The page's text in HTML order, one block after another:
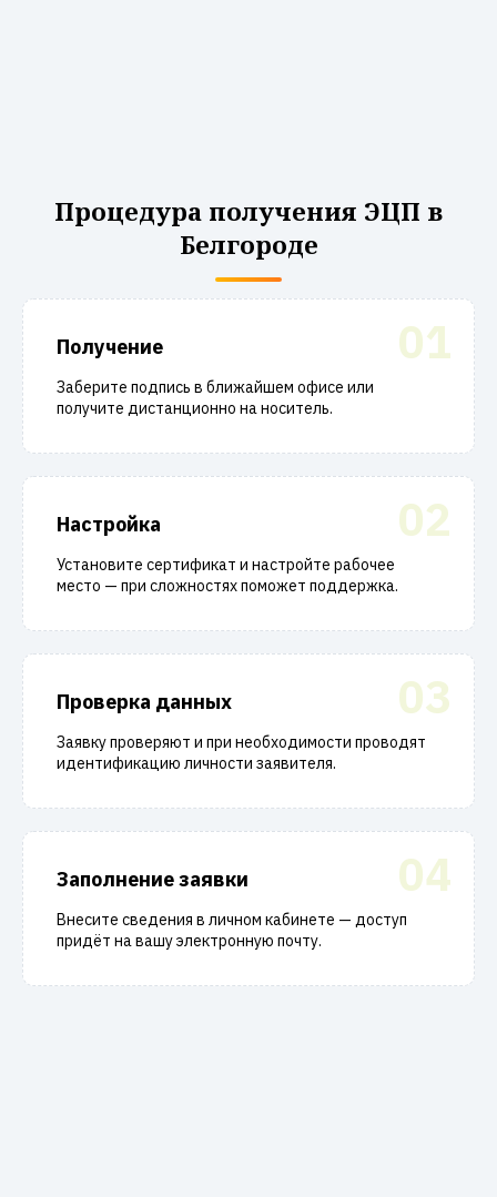
Процедура получения ЭЦП в
Белгороде
01
Получение
Заберите подпись в ближайшем офисе или
получите дистанционно на носитель.
02
Настройка
Установите сертификат и настройте рабочее
место — при сложностях поможет поддержка.
03
Проверка данных
Заявку проверяют и при необходимости проводят
идентификацию личности заявителя.
04
Заполнение заявки
Внесите сведения в личном кабинете — доступ
придёт на вашу электронную почту.